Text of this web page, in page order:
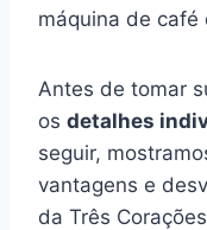
máquina de café
Antes de tomar
os detalhes
seguir,
vantagens e
da Três